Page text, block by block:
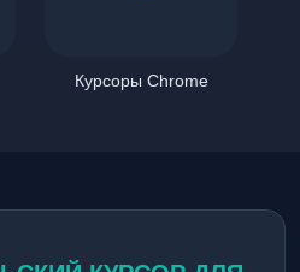
Курсоры Chrome